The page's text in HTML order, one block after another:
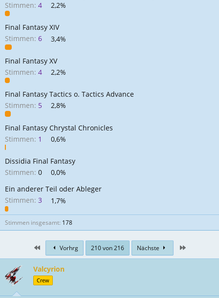
Stimmen: 4 2,2%
Final Fantasy XIV
Stimmen: 6 3,4%
Final Fantasy XV
Stimmen: 4 2,2%
Final Fantasy Tactics o. Tactics Advance
Stimmen: 5 2,8%
Final Fantasy Chrystal Chronicles
Stimmen: 1 0,6%
Dissidia Final Fantasy
Stimmen: 0
0,0%
Ein anderer Teil oder Ableger
Stimmen: 3 1,7%
Stimmen insgesamt 178
First Vorhrg 210 von 216 Nächste Zuletzt
Valcyrion
Crew